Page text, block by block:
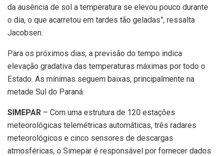
da ausência de sol a temperatura se elevou pouco durante
o dia, o que acarretou em tardes tão geladas”, ressalta
Jacobsen.
Para os próximos dias, a previsão do tempo indica
elevação gradativa das temperaturas máximas por todo o
Estado. As mínimas seguem baixas, principalmente na
metade Sul do Paraná.
SIMEPAR – Com uma estrutura de 120 estações
meteorológicas telemétricas automáticas, três radares
meteorológicos e cinco sensores de descargas
atmosféricas, o Simepar é responsável por fornecer dados